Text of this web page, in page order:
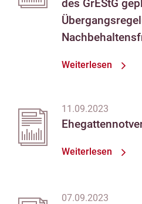
des GrEStG
Weiterlesen
11.09.2023
Weiterlesen
07.09.2023